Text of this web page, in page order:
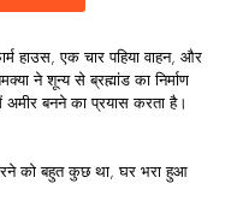
हाउस, एक चार पहिया वाहन, और
ने शून्य से ब्रह्मांड का निर्माण
अमीर बनने का प्रयास करता है।
को बहुत कुछ था, घर भरा हुआ